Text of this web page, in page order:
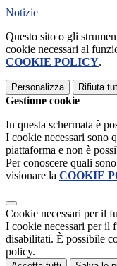
Notizie
Questo sito o gli
cookie necessari al
COOKIE POLICY.
Personalizza Rifiuta
Gestione cookie
In questa schermata è
I cookie necessari sono
piattaforma e non è
Per conoscere quali
visionare la COOKIE
Cookie necessari per il
I cookie necessari per il
disabilitati. È possibile
policy.